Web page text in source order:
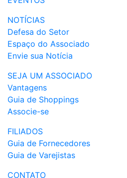
NOTÍCIAS
Defesa do Setor
Espaço do Associado
Envie sua Notícia
SEJA UM ASSOCIADO
Vantagens
Guia de Shoppings
Associe-se
FILIADOS
Guia de Fornecedores
Guia de Varejistas
CONTATO